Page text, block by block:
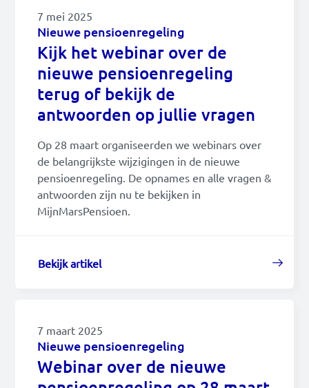
7 mei 2025
Nieuwe pensioenregeling
Kijk het webinar over de
nieuwe pensioenregeling
terug of bekijk de
antwoorden op jullie vragen
Op 28 maart organiseerden we webinars over
de belangrijkste wijzigingen in de nieuwe
pensioenregeling. De opnames en alle vragen &
antwoorden zijn nu te bekijken in
MijnMarsPensioen.
Bekijk artikel
7 maart 2025
Nieuwe pensioenregeling
Webinar over de nieuwe